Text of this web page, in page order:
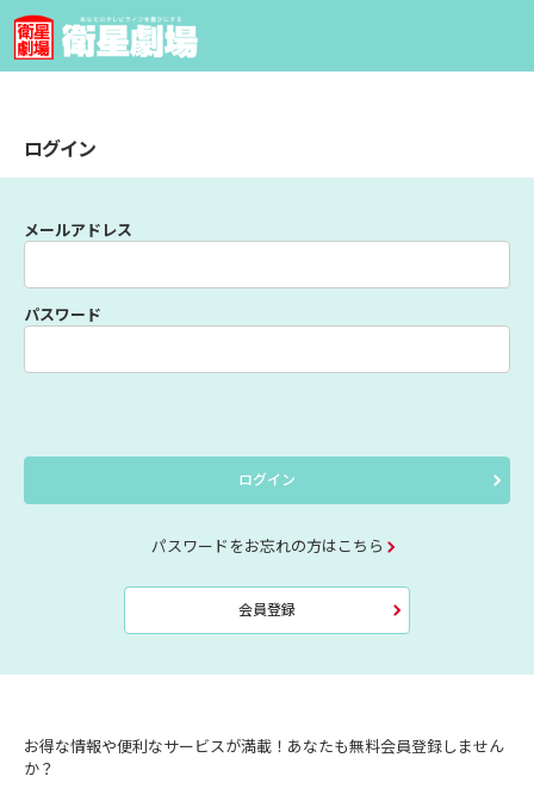
ログイン
メールアドレス
パスワード
ログイン
パスワードをお忘れの方はこちら
会員登録
お得な情報や便利なサービスが満載！あなたも無料会員登録しません
か？